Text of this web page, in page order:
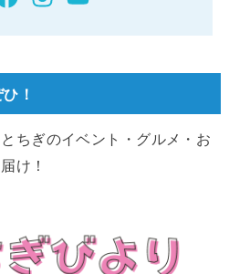
！
ちぎのイベント・グルメ・お
け！